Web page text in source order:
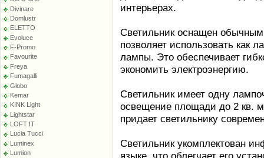
Divinare
Domlustr
ELETTO
Evoluce
F-Promo
Favourite
Freya
Fumagalli
Globo
Kemar
KINK Light
Lightstar
LOFT IT
Lucia Tucci
Luminex
Lumion
интерьерах.
Светильник оснащен
позволяет использовать как
лампы. Это обеспечивает
экономить электроэнергию.
Светильник имеет одну
освещение площади до 2 кв.
придает светильнику
Светильник укомплектован